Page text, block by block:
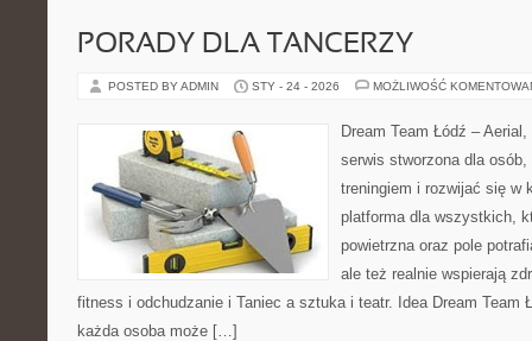
PORADY DLA TANCERZY
POSTED BY ADMIN STY - 24 - 2026 MOŻLIWOŚĆ
Dream Team Łódź –
serwis stworzona dla
treningiem i rozwijać się w
platforma dla wszystkich,
powietrzna oraz pole
ale też realnie wspierają
fitness i odchudzanie i Taniec a sztuka i teatr. Idea Dream Team
każda osoba może […]